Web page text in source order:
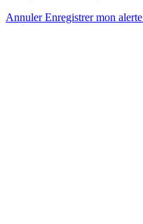
AnnulerEnregistrer mon alerte